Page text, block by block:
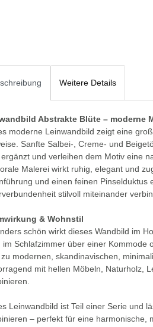
Weitere Details
Abstrakte Blüte – moderne
moderne Leinwandbild zeigt eine
Sanfte Salbei-, Creme- und
und verleihen dem Motiv eine
Malerei wirkt ruhig, elegant und
und einen feinen
stilvoll miteinander
& Wohnstil
schön wirkt dieses Wandbild im
im Schlafzimmer über einer Kommode
modernen, skandinavischen,
mit hellen Möbeln, Naturholz,
Leinwandbild ist Teil einer Serie und
– perfekt für eine harmonische,